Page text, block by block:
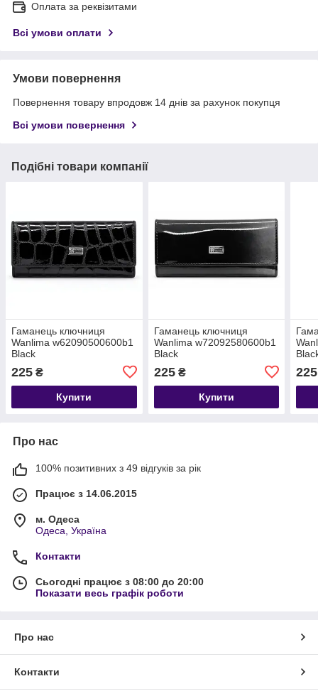
Оплата за реквізитами
Всі умови оплати
Умови повернення
Повернення товару впродовж 14 днів за рахунок покупця
Всі умови повернення
Подібні товари компанії
Гаманець ключниця
Wanlima w62090500600b1
Black
225 ₴
Купити
Гаманець ключниця
Wanlima w72092580600b1
Black
225₴
Купити
225
Про нас
100% позитивних з 49 відгуків за рік
Працює з 14.06.2015
м. Одеса
Одеса, Україна
Контакти
Сьогодні працює з 08:00 до 20:00
Показати весь графік роботи
Про нас
Контакти